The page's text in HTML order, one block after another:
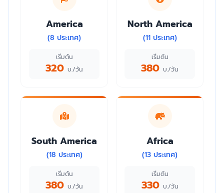
America
(8 ประเทศ)
เริ่มต้น
320 บ./วัน
North America
(11 ประเทศ)
เริ่มต้น
380 บ./วัน
South America
(18 ประเทศ)
เริ่มต้น
380 บ./วัน
Africa
(13 ประเทศ)
เริ่มต้น
330 บ./วัน